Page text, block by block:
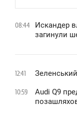
08:44
Искандер
загинули
12:41
10:59
Audi Q9